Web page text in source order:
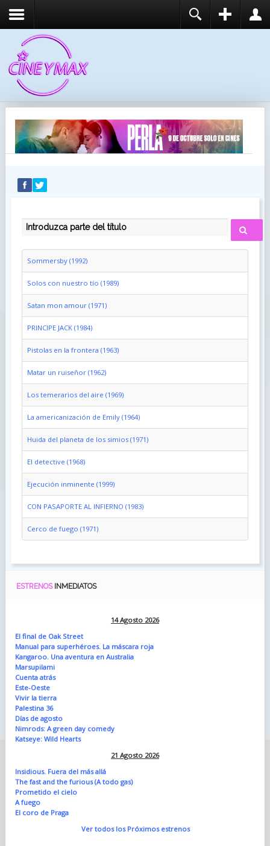
RECUÉRDEME
IDENTIFICARSE
INTRODUZCA PARTE DEL TÍTULO
Sommersby (1992)
Solos con nuestro tío (1989)
Satan mon amour (1971)
PRINCIPE JACK (1984)
Pistolas en la frontera (1963)
Matar un ruiseñor (1962)
Los temerarios del aire (1969)
La americanización de Emily (1964)
Huida del planeta de los simios (1971)
El detective (1968)
Ejecución inminente (1999)
CON PASAPORTE AL INFIERNO (1983)
Cerco de fuego (1971)
ESTRENOS INMEDIATOS
14 Agosto 2026
El final de Oak Street
Manual para superhéroes. La máscara roja
Kangaroo. Una aventura en Australia
Marsupilami
Cuenta atrás
Este-Oeste
Vivir la tierra
Palestina 36
Días de agosto
Nimrods: A green day comedy
Katseye: Wild Hearts
21 Agosto 2026
Insidious. Fuera del más allá
The fast and the furious (A todo gas)
Prometido el cielo
A fuego
El coro de Praga
Ver todos los Próximos estrenos